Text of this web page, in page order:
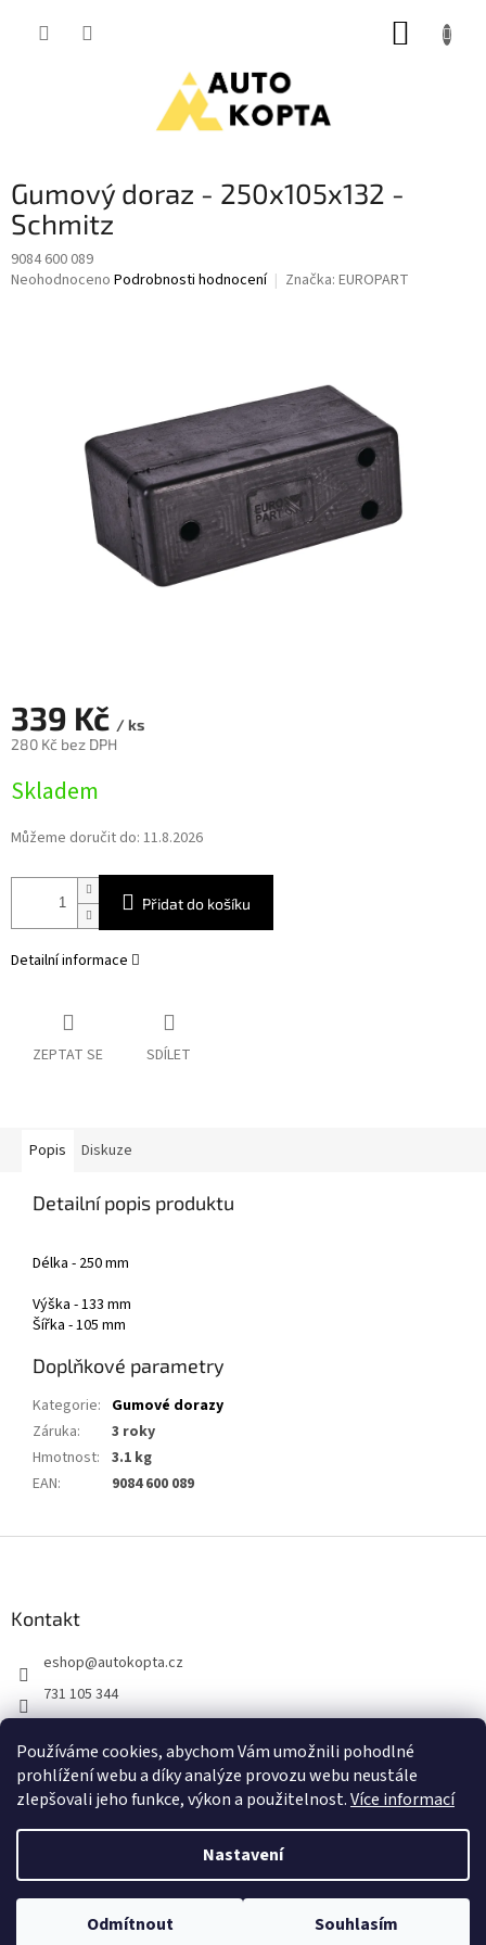
Používáme cookies, abychom Vám umožnili pohodlné
prohlížení webu a díky analýze provozu webu neustále
zlepšovali jeho funkce, výkon a použitelnost.Více informací
Nastavení
Odmítnout Souhlasím
Gumový doraz - 250x105x132 -
Schmitz
9084 600 089
Průměrné
Neohodnoceno Podrobnosti hodnocení Značka: EUROPART
339 Kč / ks
280 Kč bez DPH
cena:
Skladem
Můžeme doručit do: 11.8.2026
Přidat do košíku
Detailní informace
ZEPTAT SE SDÍLET
Popis Diskuze
Detailní popis produktu
Délka - 250 mm
Výška - 133 mm
Šířka - 105 mm
Doplňkové parametry
Kategorie: Gumové dorazy
Záruka:
3 roky
Hmotnost: 3.1 kg
EAN: 9084 600 089
Kontakt
eshop@autokopta.cz
731 105 344
auto_kopta
Vytvořil Shoptet
Copyright 2026AUTO KOPTA s.r.o. . Všechna práva vyhrazena.